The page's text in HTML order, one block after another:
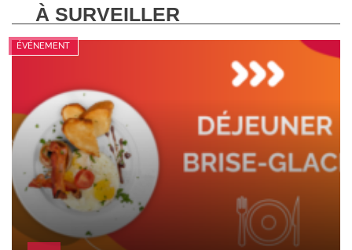
À SURVEILLER
ÉVÉNEMENT